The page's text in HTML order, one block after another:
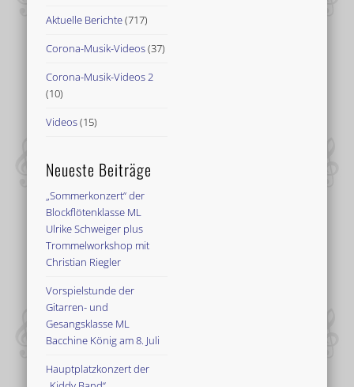
Aktuelle Berichte(717)
Corona-Musik-Videos(37)
Corona-Musik-Videos 2
(10)
Videos(15)
Neueste Beiträge
„Sommerkonzert“ der
Blockflötenklasse ML
Ulrike Schweiger plus
Trommelworkshop mit
Christian Riegler
Vorspielstunde der
Gitarren- und
Gesangsklasse ML
Bacchine König am 8. Juli
Hauptplatzkonzert der